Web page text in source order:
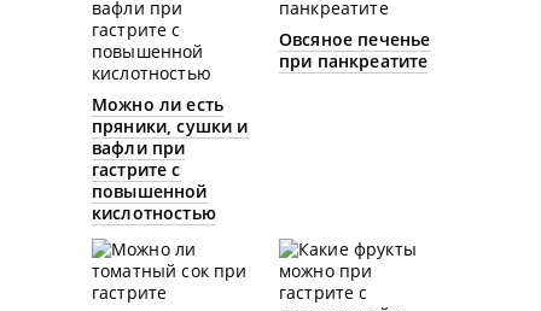
Можно ли есть
пряники, сушки и
вафли при
гастрите с
повышенной
кислотностью
Овсяное печенье
при панкреатите